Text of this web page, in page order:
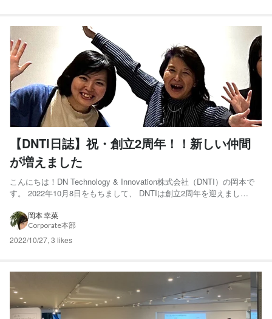
【DNTI日誌】祝・創立2周年！！新しい仲間
が増えました
こんにちは！DN Technology & Innovation株式会社（DNTI）の岡本で
す。 2022年10月8日をもちまして、 DNTIは創立2周年を迎えまし
ご家族、支えてくださる取引先の皆様、関係会社の皆様、DNTIを応援
してくださる...
岡本 幸菜
Corporate本部
2022/10/27, 3 likes